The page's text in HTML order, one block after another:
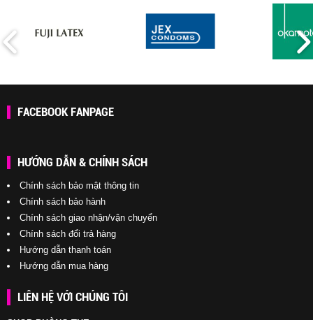
FACEBOOK FANPAGE
HƯỚNG DẪN & CHÍNH SÁCH
Chính sách bảo mật thông tin
Chính sách bảo hành
Chính sách giao nhận/vận chuyển
Chính sách đổi trả hàng
Hướng dẫn thanh toán
Hướng dẫn mua hàng
LIÊN HỆ VỚI CHÚNG TÔI